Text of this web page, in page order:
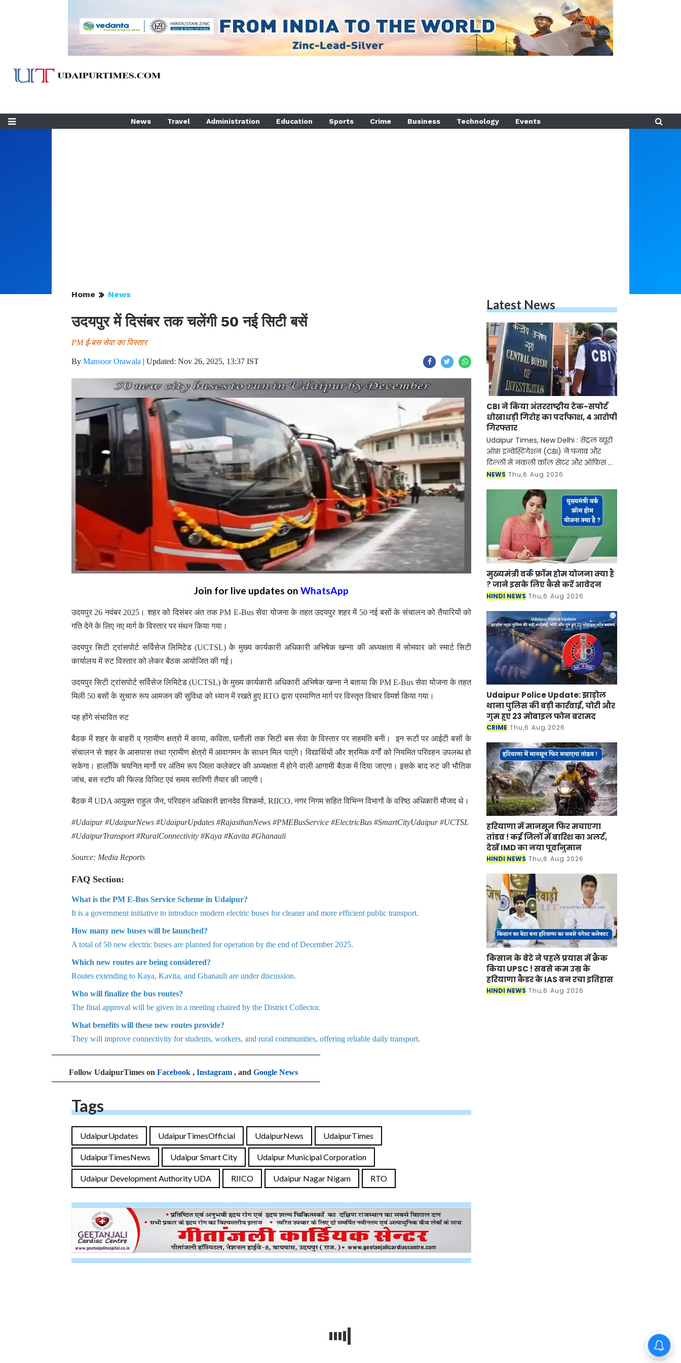
News Travel Administration Education Sports Crime Business Technology Events
Home News
उदयपुर में दिसंबर तक चलेंगी 50 नई सिटी बसें
PM ई-बस सेवा का विस्तार
By Mansoor Orawala | Updated: Nov 26, 2025, 13:37 IST
Join for live updates on WhatsApp
उदयपुर 26 नवंबर 2025। शहर को दिसंबर अंत तक PM E-Bus सेवा योजना के तहत उदयपुर शहर में 50 नई बसों के संचालन को तैयारियों को
गति देने के लिए नए मार्ग के विस्तार पर मंथन किया गया।
उदयपुर सिटी ट्रांसपोर्ट सर्विसेज लिमिटेड (UCTSL) के मुख्य कार्यकारी अधिकारी अभिषेक खन्ना की अध्यक्षता में सोमवार को स्मार्ट सिटी
कार्यालय में रुट विस्तार को लेकर बैठक आयोजित की गई।
उदयपुर सिटी ट्रांसपोर्ट सर्विसेज लिमिटेड (UCTSL) के मुख्य कार्यकारी अधिकारी अभिषेक खन्ना ने बताया कि PM E-Bus सेवा योजना के तहत
मिली 50 बसों के सुचारु रूप आमजन की सुविधा को ध्यान में रखते हुए RTO द्वारा प्रमाणित मार्ग पर विस्तृत विचार विमर्श किया गया।
यह होंगे संभावित रुट
बैठक में शहर के बाहरी व् ग्रामीण क्षत्रो में काया, कविता, घनौली तक सिटी बस सेवा के विस्तार पर सहमति बनी। इन रूटों पर आईटी बसों के
संचालन से शहर के आसपास तथा ग्रामीण क्षेत्रो में आवागमन के साधन मिल पाएंगे। विद्यार्थियों और श्रमिक वर्गों को नियमित परिवहन उपलब्ध हो
सकेगा। हालाँकि चयनित मार्गो पर अंतिम रूप जिला कलेक्टर की अध्यक्षता में होने वाली आगामी बैठक में दिया जाएगा। इसके बाद रुट की भौतिक
जांच, बस स्टॉप की फिल्ड विजिट एवं समय सारिणी तैयार की जाएगी।
बैठक में UDA आयुक्त राहुल जैन, परिवहन अधिकारी ज्ञानदेव विश्कर्मा, RIICO, नगर निगम सहित विभिन्न विभागों के वरिष्ठ अधिकारी मौजद थे।
#Udaipur #UdaipurNews #UdaipurUpdates #RajasthanNews #PMEBusService #ElectricBus #SmartCityUdaipur #UCTSL
#UdaipurTransport #RuralConnectivity #Kaya #Kavita #Ghanauli
Source: Media Reports
FAQ Section:
What is the PM E-Bus Service Scheme in Udaipur?
It is a government initiative to introduce modern electric buses for cleaner and more efficient public transport.
How many new buses will be launched?
A total of 50 new electric buses are planned for operation by the end of December 2025.
Which new routes are being considered?
Routes extending to Kaya, Kavita, and Ghanauli are under discussion.
Who will finalize the bus routes?
The final approval will be given in a meeting chaired by the District Collector.
What benefits will these new routes provide?
They will improve connectivity for students, workers, and rural communities, offering reliable daily transport.
Follow UdaipurTimes on Facebook , Instagram , and Google News
Tags
UdaipurUpdates UdaipurTimesOfficial UdaipurNews UdaipurTimes
UdaipurTimesNews Udaipur Smart City Udaipur Municipal Corporation
Udaipur Development Authority UDA RIICO Udaipur Nagar Nigam RTO
Latest News
CBI ने किया अंतरराष्ट्रीय टेक-सपोर्ट
धोखाधड़ी गिरोह का पर्दाफाश, 4 आरोपी
गिरफ्तार
Udaipur Times, New Delhi : सेंट्रल ब्यूरो
ऑफ़ इन्वेस्टिगेशन (CBI) ने पंजाब और
दिल्ली में नकली कॉल सेंटर और ऑफ़िस के
ज़रिए चल रहे एक बड़े इंटरनेशनल टेक-
NEWS Thu,6 Aug 2026
मुख्यमंत्री वर्क फ्रॉम होम योजना क्या है
? जाने इसके लिए कैसे करें आवेदन
HINDI NEWS Thu,6 Aug 2026
Udaipur Police Update: झाड़ोल
थाना पुलिस की बड़ी कार्रवाई, चोरी और
गुम हुए 23 मोबाइल फोन बरामद
CRIME Thu,6 Aug 2026
हरियाणा में मानसून फिर मचाएगा
तांडव ! कई जिलों में बारिश का अलर्ट,
देखें IMD का नया पूर्वानुमान
HINDI NEWS Thu,6 Aug 2026
किसान के बेटे ने पहले प्रयास में क्रैक
किया UPSC ! सबसे कम उम्र के
हरियाणा कैडर के IAS बन रचा इतिहास
HINDI NEWS Thu,6 Aug 2026